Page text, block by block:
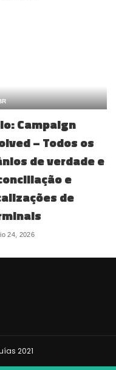
Campaign
– Todos os
de verdade e
e
de
24, 2026
2021